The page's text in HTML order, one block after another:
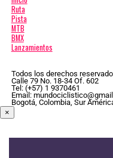
Ruta
Pista
MTB
BMX
Lanzamientos
Todos los derechos
Calle 79 No. 18-34 Of. 602
Tel: (+57) 1 9370461
Email:
Bogotá, Colombia, Sur
×